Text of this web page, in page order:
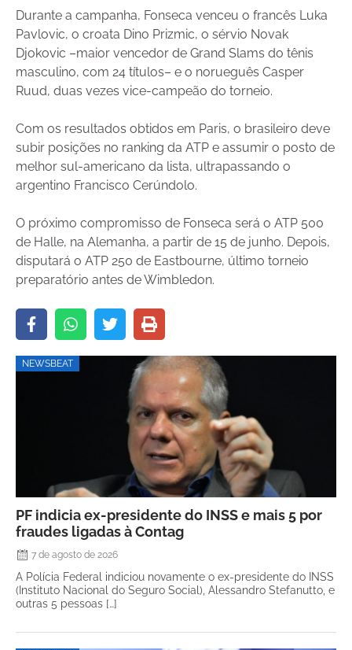
Durante a campanha, Fonseca venceu o francês Luka
Pavlovic, o croata Dino Prizmic, o sérvio Novak
Djokovic –maior vencedor de Grand Slams do tênis
masculino, com 24 títulos– e o norueguês Casper
Ruud, duas vezes vice-campeão do torneio.
Com os resultados obtidos em Paris, o brasileiro deve
subir posições no ranking da ATP e assumir o posto de
melhor sul-americano da lista, ultrapassando o
argentino Francisco Cerúndolo.
O próximo compromisso de Fonseca será o ATP 500
de Halle, na Alemanha, a partir de 15 de junho. Depois,
disputará o ATP 250 de Eastbourne, último torneio
preparatório antes de Wimbledon.
NEWSBEAT
PF indicia ex-presidente do INSS e mais 5 por
fraudes ligadas à Contag
7 de agosto de 2026
A Polícia Federal indiciou novamente o ex-presidente do INSS
(Instituto Nacional do Seguro Social), Alessandro Stefanutto, e
outras 5 pessoas […]